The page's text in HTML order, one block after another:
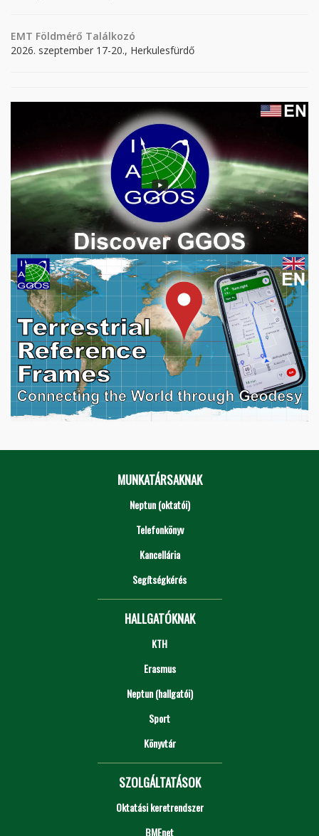
EMT Földmérő Találkozó
2026. szeptember 17-20., Herkulesfürdő
MUNKATÁRSAKNAK
Neptun (oktatói)
Telefonkönyv
Kancellária
Segítségkérés
HALLGATÓKNAK
KTH
Erasmus
Neptun (hallgatói)
Sport
Könyvtár
SZOLGÁLTATÁSOK
Oktatási keretrendszer
BMEnet